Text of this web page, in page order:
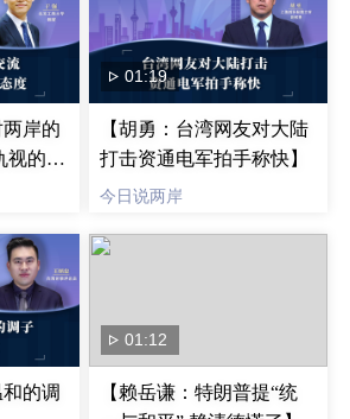
两岸的
视的态
01:19
【胡勇：台湾网友对大陆
打击资通电军拍手称快】
今日说两岸
和的调
01:12
【赖岳谦：特朗普提“统